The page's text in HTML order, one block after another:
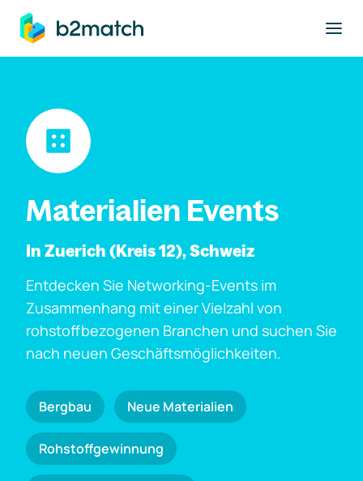
springen
Materialien Events
In Zuerich (Kreis 12), Schweiz
Entdecken Sie Networking-Events im
Zusammenhang mit einer Vielzahl von
rohstoffbezogenen Branchen und suchen Sie
nach neuen Geschäftsmöglichkeiten.
Bergbau Neue Materialien
Rohstoffgewinnung